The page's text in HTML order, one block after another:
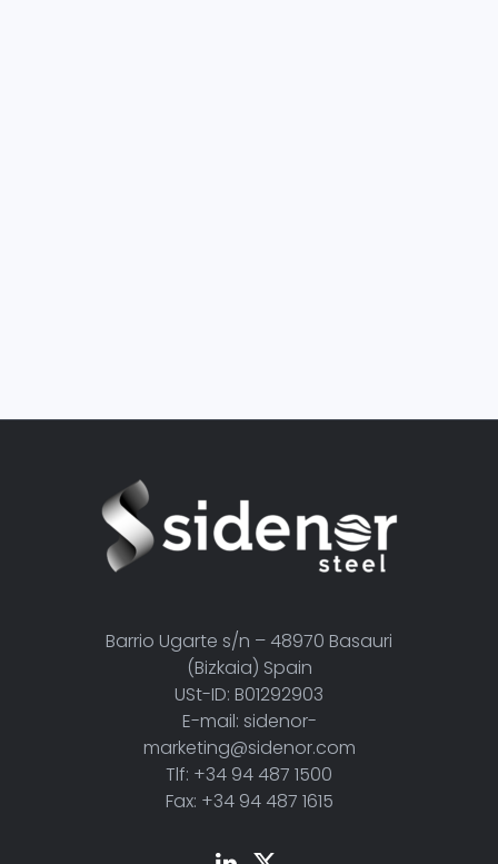
Barrio Ugarte s/n – 48970 Basauri
(Bizkaia) Spain
USt-ID: B01292903
E-mail: sidenor-
marketing@sidenor.com
Tlf: +34 94 487 1500
Fax: +34 94 487 1615